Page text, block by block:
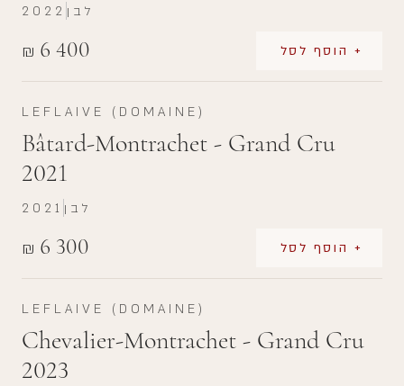
₪ 6 400 + הוסף לסל
2022 לבן
LEFLAIVE (DOMAINE)
Bâtard-Montrachet - Grand Cru
2021
₪ 6 300 + הוסף לסל
2021 לבן
LEFLAIVE (DOMAINE)
Chevalier-Montrachet - Grand Cru
2023